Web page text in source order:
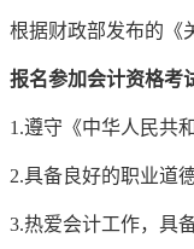
根据财政部发布的《
报名参加会计资格考
1.遵守《中华人民共
2.具备良好的职业道
3.热爱会计工作，具